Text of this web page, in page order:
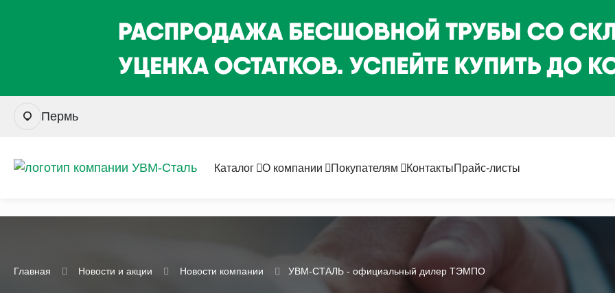
Пермь
Каталог О компании Покупателям КонтактыПрайс-листы
Главная Новости и акции Новости компании УВМ-СТАЛЬ - официальный дилер ТЭМПО